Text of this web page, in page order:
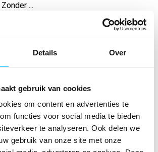
Details Over
gebruik van cookies
om content en advertenties te
functies voor social media te bieden
te analyseren. Ook delen we
gebruik van onze site met onze
...
wit
€150,- exclusief BTW